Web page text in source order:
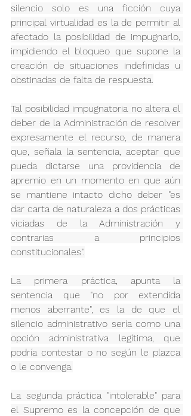
silencio solo es una ficción cuya
principal virtualidad es la de permitir al
afectado la posibilidad de impugnarlo,
impidiendo el bloqueo que supone la
creación de situaciones indefinidas u
obstinadas de falta de respuesta.
Tal posibilidad impugnatoria no altera el
deber de la Administración de resolver
expresamente el recurso, de manera
que, señala la sentencia, aceptar que
pueda dictarse una providencia de
apremio en un momento en que aún
se mantiene intacto dicho deber "es
dar carta de naturaleza a dos prácticas
viciadas de la Administración y
contrarias a principios
constitucionales".
La primera práctica, apunta la
sentencia que "no por extendida
menos aberrante", es la de que el
silencio administrativo sería como una
opción administrativa legítima, que
podría contestar o no según le plazca
o le convenga.
La segunda práctica "intolerable" para
el Supremo es la concepción de que